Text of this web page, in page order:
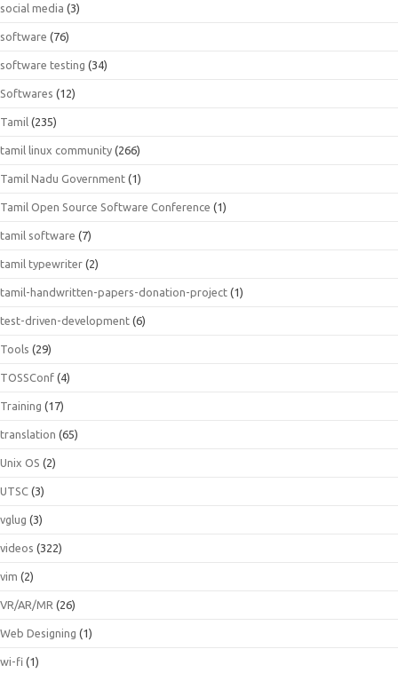
social media (3)
software (76)
software testing (34)
Softwares (12)
Tamil (235)
tamil linux community (266)
Tamil Nadu Government (1)
Tamil Open Source Software Conference (1)
tamil software (7)
tamil typewriter (2)
tamil-handwritten-papers-donation-project (1)
test-driven-development (6)
Tools (29)
TOSSConf (4)
Training (17)
translation (65)
Unix OS (2)
UTSC (3)
vglug (3)
videos (322)
vim (2)
VR/AR/MR (26)
Web Designing (1)
wi-fi (1)